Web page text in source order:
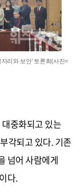
리와 보안' 토론회(사진=
중화되고 있는
각되고 있다. 기존
넘어 사람에게
다.